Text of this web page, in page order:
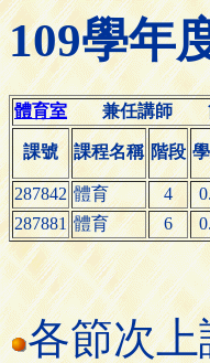
109學年
體育室兼任講師
課號 課程名稱 階段
287842 體育 4
287881 體育 6
各節次